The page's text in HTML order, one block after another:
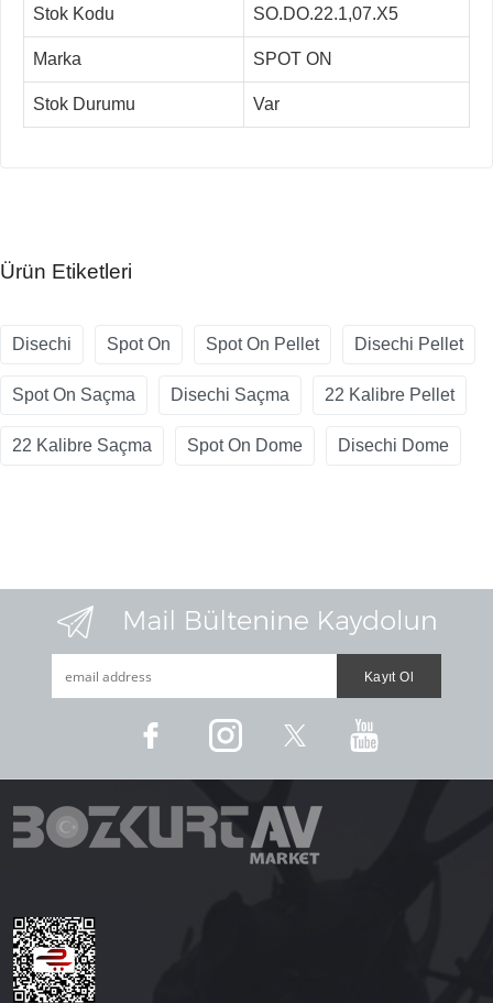
Stok Kodu SO.DO.22.1,07.X5
Marka SPOT ON
Stok Durumu Var
Ürün Etiketleri
Disechi Spot On Spot On Pellet Disechi Pellet
Spot On Saçma Disechi Saçma 22 Kalibre Pellet
22 Kalibre Saçma Spot On Dome Disechi Dome